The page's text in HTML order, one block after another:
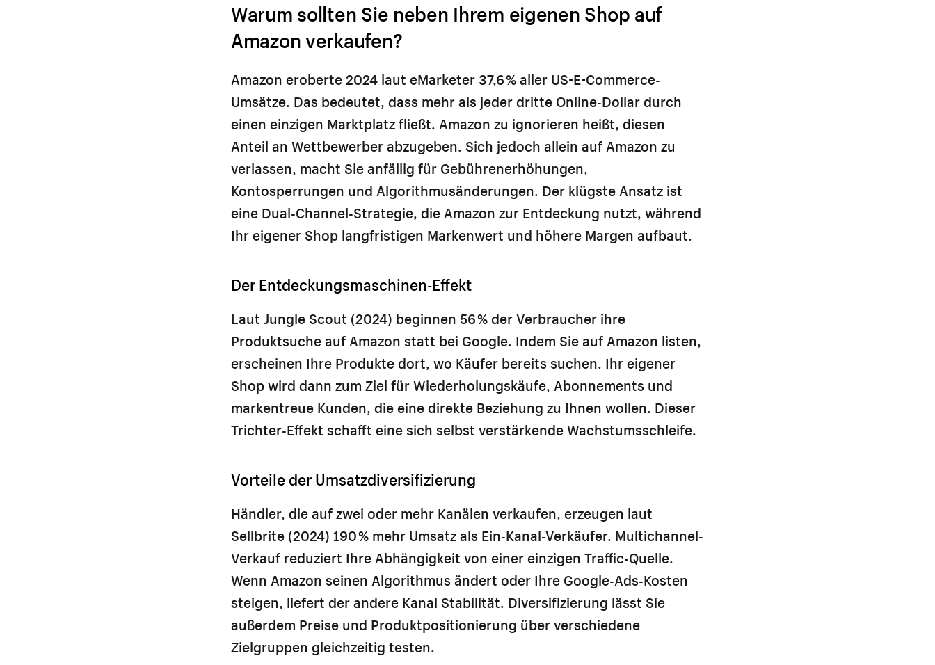
Warum sollten Sie neben Ihrem eigenen Shop auf
Amazon verkaufen?
Amazon eroberte 2024 laut eMarketer 37,6 % aller US-E-Commerce-
Umsätze. Das bedeutet, dass mehr als jeder dritte Online-Dollar durch
einen einzigen Marktplatz fließt. Amazon zu ignorieren heißt, diesen
Anteil an Wettbewerber abzugeben. Sich jedoch allein auf Amazon zu
verlassen, macht Sie anfällig für Gebührenerhöhungen,
Kontosperrungen und Algorithmusänderungen. Der klügste Ansatz ist
eine Dual-Channel-Strategie, die Amazon zur Entdeckung nutzt, während
Ihr eigener Shop langfristigen Markenwert und höhere Margen aufbaut.
Der Entdeckungsmaschinen-Effekt
Laut Jungle Scout (2024) beginnen 56 % der Verbraucher ihre
Produktsuche auf Amazon statt bei Google. Indem Sie auf Amazon listen,
erscheinen Ihre Produkte dort, wo Käufer bereits suchen. Ihr eigener
Shop wird dann zum Ziel für Wiederholungskäufe, Abonnements und
markentreue Kunden, die eine direkte Beziehung zu Ihnen wollen. Dieser
Trichter-Effekt schafft eine sich selbst verstärkende Wachstumsschleife.
Vorteile der Umsatzdiversifizierung
Händler, die auf zwei oder mehr Kanälen verkaufen, erzeugen laut
Sellbrite (2024) 190 % mehr Umsatz als Ein-Kanal-Verkäufer. Multichannel-
Verkauf reduziert Ihre Abhängigkeit von einer einzigen Traffic-Quelle.
Wenn Amazon seinen Algorithmus ändert oder Ihre Google-Ads-Kosten
steigen, liefert der andere Kanal Stabilität. Diversifizierung lässt Sie
außerdem Preise und Produktpositionierung über verschiedene
Zielgruppen gleichzeitig testen.